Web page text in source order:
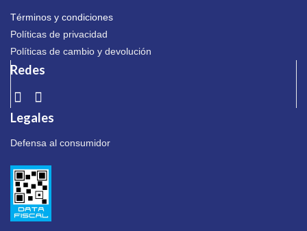
Términos y condiciones
Políticas de privacidad
Políticas de cambio y devolución
Redes
Legales
Defensa al consumidor